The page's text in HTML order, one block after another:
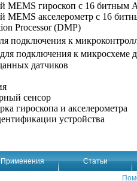
MEMS гироскоп с 16 битным
MEMS акселерометр с 16
Processor (DMP)
подключения к
подключения к микросхеме
датчиков
сенсор
гироскопа и акселерометра
устройства
Применения Статьи